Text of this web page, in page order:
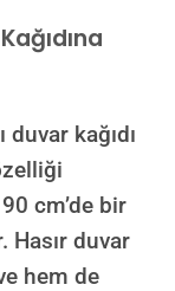
kağıdı
cm’de bir
Hasır duvar
hem de